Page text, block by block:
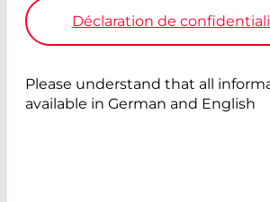
Déclaration de
Please understand that all
available in German and English